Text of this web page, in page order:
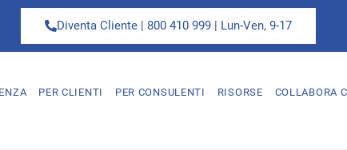
Diventa Cliente | 800 410 999 | Lun-Ven, 9-17
PER CLIENTI PER CONSULENTI RISORSE COLLABORA